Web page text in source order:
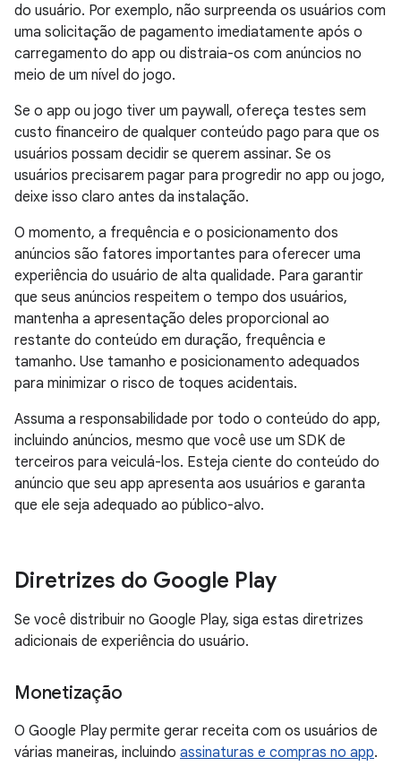
do usuário. Por exemplo, não surpreenda os usuários com
uma solicitação de pagamento imediatamente após o
carregamento do app ou distraia-os com anúncios no
meio de um nível do jogo.
Se o app ou jogo tiver um paywall, ofereça testes sem
custo financeiro de qualquer conteúdo pago para que os
usuários possam decidir se querem assinar. Se os
usuários precisarem pagar para progredir no app ou jogo,
deixe isso claro antes da instalação.
O momento, a frequência e o posicionamento dos
anúncios são fatores importantes para oferecer uma
experiência do usuário de alta qualidade. Para garantir
que seus anúncios respeitem o tempo dos usuários,
mantenha a apresentação deles proporcional ao
restante do conteúdo em duração, frequência e
tamanho. Use tamanho e posicionamento adequados
para minimizar o risco de toques acidentais.
Assuma a responsabilidade por todo o conteúdo do app,
incluindo anúncios, mesmo que você use um SDK de
terceiros para veiculá-los. Esteja ciente do conteúdo do
anúncio que seu app apresenta aos usuários e garanta
que ele seja adequado ao público-alvo.
Diretrizes do Google Play
Se você distribuir no Google Play, siga estas diretrizes
adicionais de experiência do usuário.
Monetização
O Google Play permite gerar receita com os usuários de
várias maneiras, incluindo assinaturas e compras no app.